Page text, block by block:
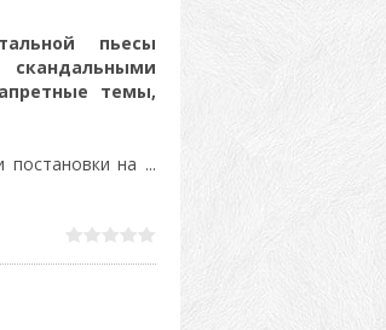
пьесы
темы,
постановки на ...